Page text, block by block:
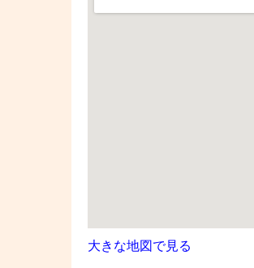
大きな地図で見る